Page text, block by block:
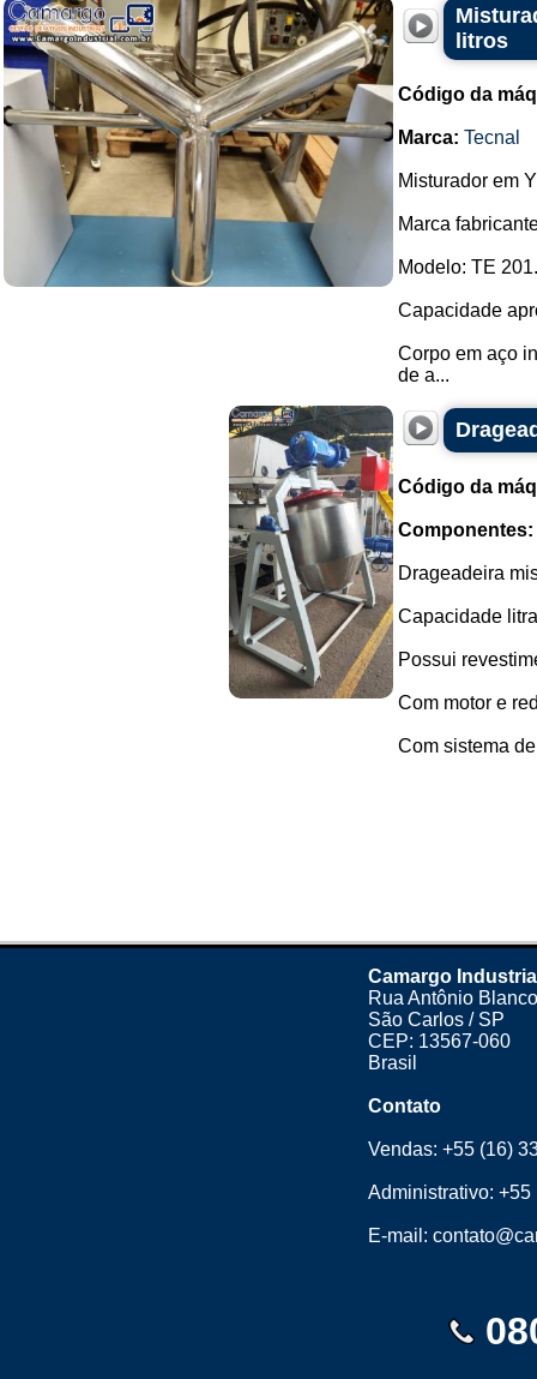
litros
Código da
Marca: Tecnal
Misturador em
Marca
Modelo: TE 201.
Capacidade
Corpo em aço
de a...
Código da
Componentes:
Drageadeira
Capacidade
Possui
Com motor e
Com sistema
Camargo
Rua Antônio
São Carlos / SP
CEP: 13567-060
Brasil
Contato
Vendas:+55 (16)
Administrativo:+55
E-mail: